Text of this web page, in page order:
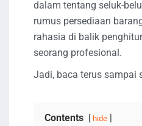
dalam tentang seluk-
rumus persediaan
rahasia di balik
seorang profesional.
Jadi, baca terus sampai
Contents hide